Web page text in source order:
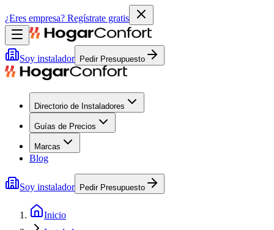
¿Eres empresa? Regístrate gratis
Soy instalador Pedir Presupuesto
Directorio de Instaladores
Guías de Precios
Marcas
Blog
Soy instalador Pedir Presupuesto
Inicio